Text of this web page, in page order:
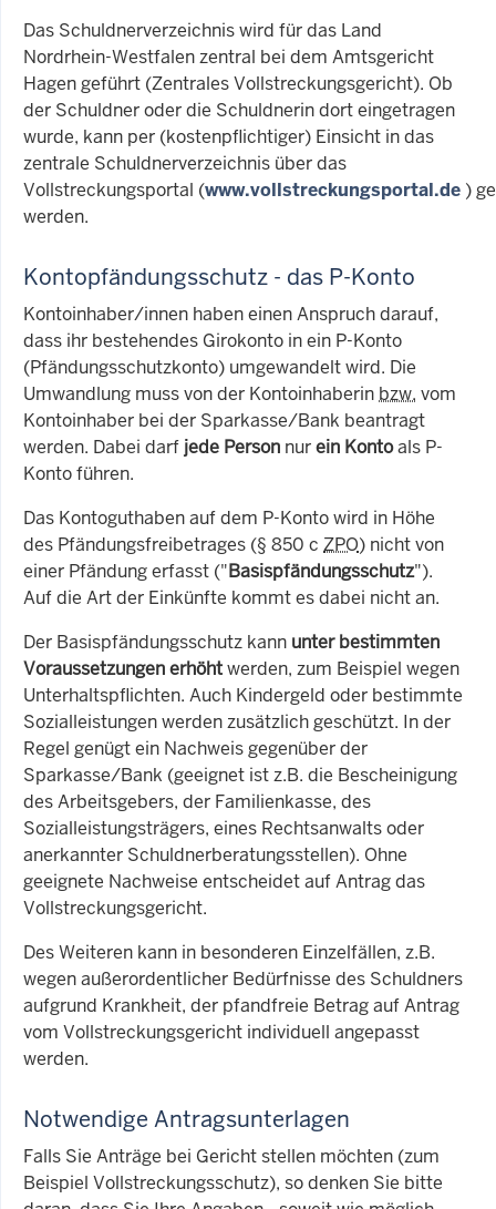
Das Schuldnerverzeichnis wird für das Land
Nordrhein-Westfalen zentral bei dem Amtsgericht
Hagen geführt (Zentrales Vollstreckungsgericht). Ob
der Schuldner oder die Schuldnerin dort eingetragen
wurde, kann per (kostenpflichtiger) Einsicht in das
zentrale Schuldnerverzeichnis über das
Vollstreckungsportal (www.vollstreckungsportal.de )
werden.
Kontopfändungsschutz - das P-Konto
Kontoinhaber/innen haben einen Anspruch darauf,
dass ihr bestehendes Girokonto in ein P-Konto
(Pfändungsschutzkonto) umgewandelt wird. Die
Umwandlung muss von der Kontoinhaberinbzw. vom
Kontoinhaber bei der Sparkasse/Bank beantragt
werden. Dabei darf jede Person nurein Kontoals P-
Konto führen.
Das Kontoguthaben auf dem P-Konto wird in Höhe
des Pfändungsfreibetrages (§ 850 c ZPO) nicht von
einer Pfändung erfasst ("Basispfändungsschutz").
Auf die Art der Einkünfte kommt es dabei nicht an.
Der Basispfändungsschutz kann unter bestimmten
Voraussetzungen erhöhtwerden, zum Beispiel wegen
Unterhaltspflichten. Auch Kindergeld oder bestimmte
Sozialleistungen werden zusätzlich geschützt. In der
Regel genügt ein Nachweis gegenüber der
Sparkasse/Bank (geeignet ist z.B. die Bescheinigung
des Arbeitsgebers, der Familienkasse, des
Sozialleistungsträgers, eines Rechtsanwalts oder
anerkannter Schuldnerberatungsstellen). Ohne
geeignete Nachweise entscheidet auf Antrag das
Vollstreckungsgericht.
Des Weiteren kann in besonderen Einzelfällen, z.B.
wegen außerordentlicher Bedürfnisse des Schuldners
aufgrund Krankheit, der pfandfreie Betrag auf Antrag
vom Vollstreckungsgericht individuell angepasst
werden.
Notwendige Antragsunterlagen
Falls Sie Anträge bei Gericht stellen möchten (zum
Beispiel Vollstreckungsschutz), so denken Sie bitte